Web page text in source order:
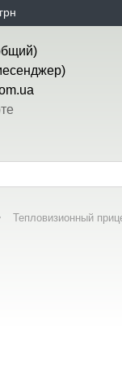
Тепловизионный